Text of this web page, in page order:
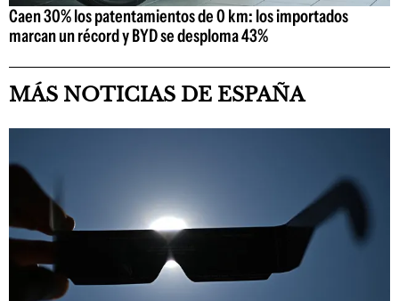
Caen 30% los patentamientos de 0 km: los importados
marcan un récord y BYD se desploma 43%
MÁS NOTICIAS DE ESPAÑA